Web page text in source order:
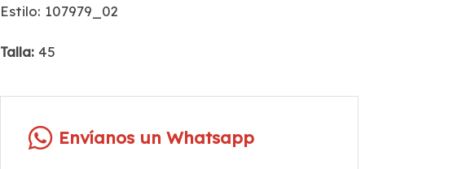
Estilo: 107979_02
Talla: 45
Envíanos un Whatsapp